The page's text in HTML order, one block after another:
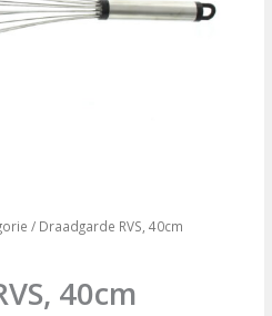
/ Draadgarde RVS, 40cm
40cm